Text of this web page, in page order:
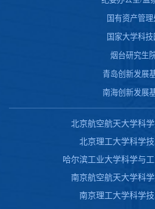
国有资产管理
国家大学科技
烟台研究生
青岛创新发展
南海创新发展
北京航空航天大学科
北京理工大学科学
哈尔滨工业大学科学与
南京航空航天大学科
南京理工大学科学